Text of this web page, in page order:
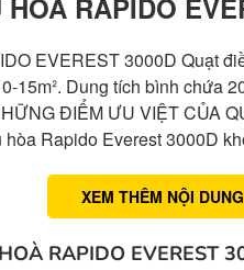
EVEREST 3000D Quạt
15mᒾ. Dung tích bình chứa
ĐIỂM ƯU VIỆT CỦA
Rapido Everest 3000D
XEM THÊM NỘI DUNG
RAPIDO EVEREST